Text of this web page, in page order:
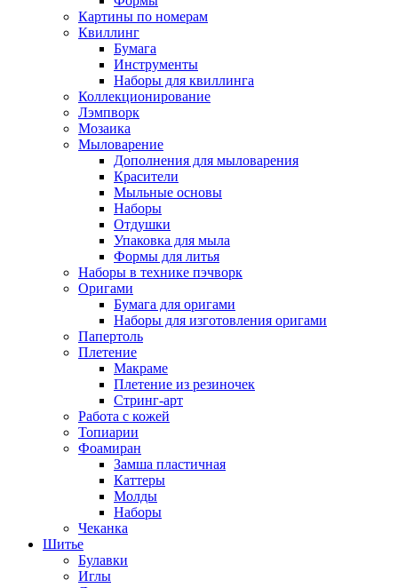
Картины по номерам
Квиллинг
Бумага
Инструменты
Наборы для квиллинга
Коллекционирование
Лэмпворк
Мозаика
Мыловарение
Дополнения для мыловарения
Красители
Мыльные основы
Наборы
Отдушки
Упаковка для мыла
Формы для литья
Наборы в технике пэчворк
Оригами
Бумага для оригами
Наборы для изготовления оригами
Папертоль
Плетение
Макраме
Плетение из резиночек
Стринг-арт
Работа с кожей
Топиарии
Фоамиран
Замша пластичная
Каттеры
Молды
Наборы
Чеканка
Шитье
Булавки
Иглы